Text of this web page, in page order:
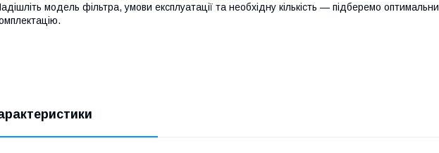
модель фільтра, умови експлуатації та необхідну кількість — підберемо